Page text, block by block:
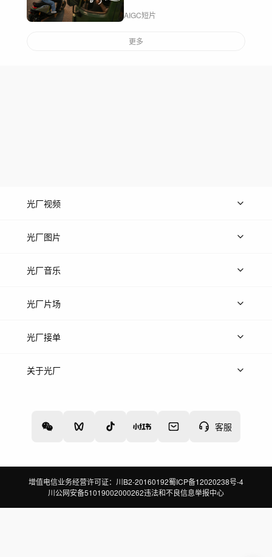
AIGC短片
更多
客服
光厂视频
上传视频
光厂图片
上传图片
光厂音乐
热门音乐
光厂片场
上传案例
光厂接单
上架服务
关于光厂
增值电信业务经营许可证：川B2-20160192蜀ICP备12020238号-4
川公网安备51019002000262违法和不良信息举报中心